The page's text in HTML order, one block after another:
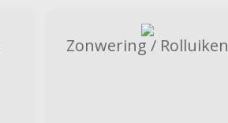
Zonwering / Rolluiken